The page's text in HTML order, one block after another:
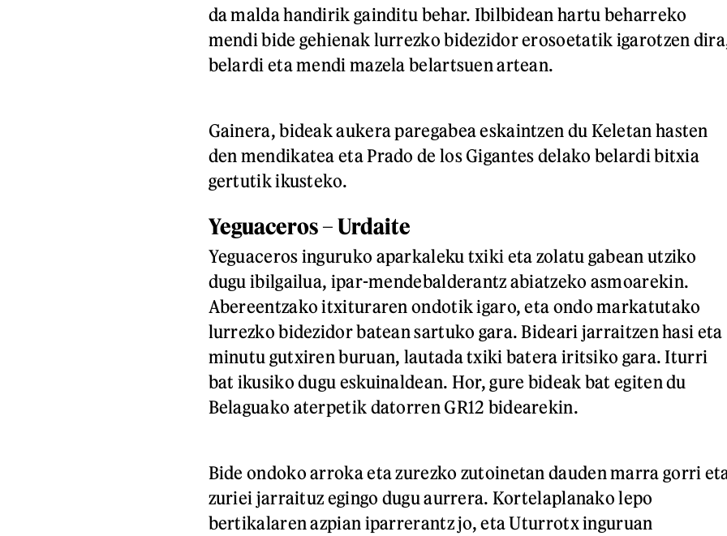
da malda handirik gainditu behar. Ibilbidean hartu beharreko
mendi bide gehienak lurrezko bidezidor erosoetatik igarotzen
belardi eta mendi mazela belartsuen artean.
Gainera, bideak aukera paregabea eskaintzen du Keletan hasten
den mendikatea eta Prado de los Gigantes delako belardi bitxia
gertutik ikusteko.
Yeguaceros – Urdaite
Yeguaceros inguruko aparkaleku txiki eta zolatu gabean utziko
dugu ibilgailua, ipar-mendebalderantz abiatzeko asmoarekin.
Abereentzako itxituraren ondotik igaro, eta ondo markatutako
lurrezko bidezidor batean sartuko gara. Bideari jarraitzen hasi eta
minutu gutxiren buruan, lautada txiki batera iritsiko gara. Iturri
bat ikusiko dugu eskuinaldean. Hor, gure bideak bat egiten du
Belaguako aterpetik datorren GR12 bidearekin.
Bide ondoko arroka eta zurezko zutoinetan dauden marra gorri
zuriei jarraituz egingo dugu aurrera. Kortelaplanako lepo
bertikalaren azpian iparrerantz jo, eta Uturrotx inguruan